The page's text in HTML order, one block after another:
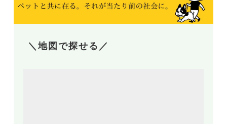
＼地図で探せる／